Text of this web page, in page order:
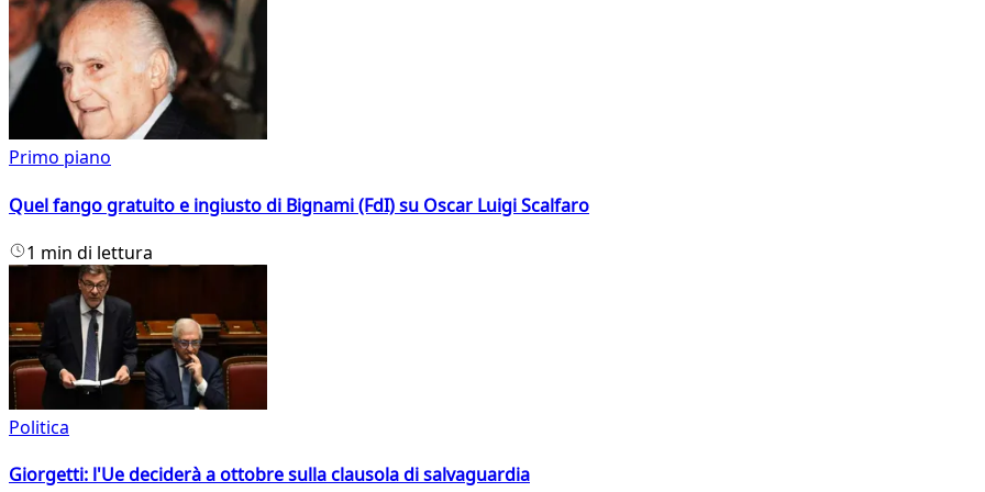
Primo piano
Quel fango gratuito e ingiusto di Bignami (FdI) su Oscar Luigi Scalfaro
1 min di lettura
Politica
Giorgetti: l'Ue deciderà a ottobre sulla clausola di salvaguardia